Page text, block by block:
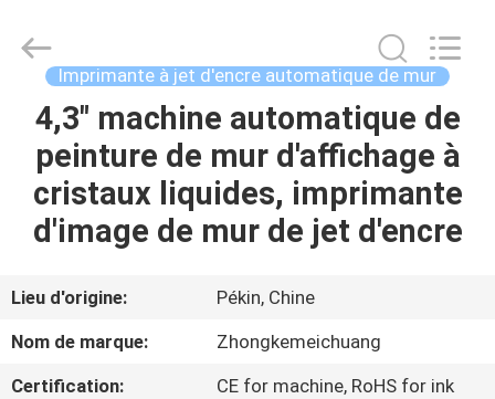
MAISON
PRODUITS
SUJET
DE
NOUS
Fournisseur.
Copyright
verticalwallprinter.com.
Reserved.
Imprimante à jet d'encre automatique de mur
4,3" machine automatique de
peinture de mur d'affichage à
cristaux liquides, imprimante
d'image de mur de jet d'encre
Lieu d'origine:
Pékin, Chine
Nom de marque:
Zhongkemeichuang
Certification:
CE for machine, RoHS for ink